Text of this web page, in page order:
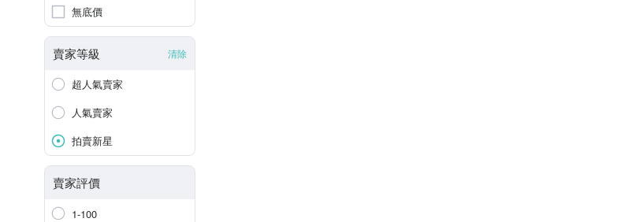
無底價
賣家等級 清除
超人氣賣家
人氣賣家
拍賣新星
賣家評價
1-100